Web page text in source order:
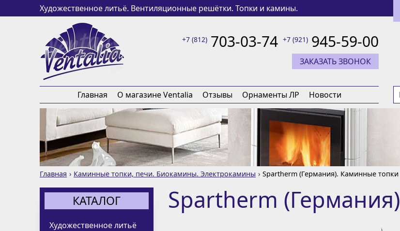
Художественное литьё. Вентиляционные решётки. Топки и камины.
+7 (812) 703-03-74 +7 (921) 945-59-00
ЗАКАЗАТЬ ЗВОНОК
Главная О магазине Ventalia Отзывы Орнаменты ЛР Новости
Главная Каминные топки, печи. Биокамины. Электрокамины Spartherm (Германия). Каминные топки
КАТАЛОГ
Художественное литьё
Spartherm (Германия)